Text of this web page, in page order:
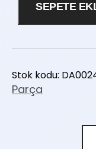
SEPETE
Stok kodu:
Parça